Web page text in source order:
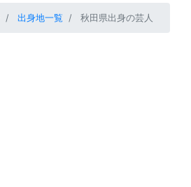
出身地一覧 秋田県出身の芸人